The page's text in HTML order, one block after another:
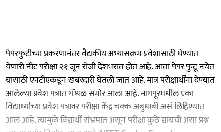
पेपरफुटीच्या प्रकरणानंतर वैद्यकीय अभ्यासक्रम प्रवेशासाठी घेण्यात
येणारी नीट परीक्षा २१ जून रोजी देशभरात होत आहे. आता पेपर फुटू नयेत
यासाठी एनटीएकडून खबरदारी घेतली जात आहे. मात्र परीक्षार्थींना देण्यात
आलेल्या प्रवेश पत्रात गोंधळ समोर आला आहे. नागपूरमधील एका
विद्यार्थ्याच्या प्रवेश पत्रावर परीक्षा केंद्र चक्क अबुधाबी असं लिहिण्यात
आलं आहे. त्यामुळे विद्यार्थी संभ्रमात असून परीक्षा कुठे द्यायची असा प्रश्न